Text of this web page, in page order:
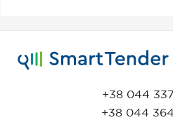
+38 044
+38 044